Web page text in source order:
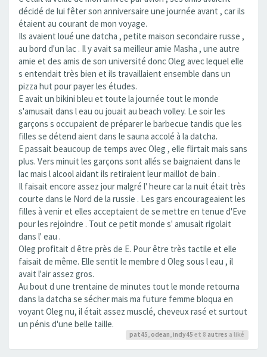
décidé de lui fêter son anniversaire une journée avant , car ils
étaient au courant de mon voyage.
Ils avaient loué une datcha , petite maison secondaire russe ,
au bord d'un lac . Il y avait sa meilleur amie Masha , une autre
amie et des amis de son université donc Oleg avec lequel elle
s entendait très bien et ils travaillaient ensemble dans un
pizza hut pour payer les études.
E avait un bikini bleu et toute la journée tout le monde
s'amusait dans l eau ou jouait au beach volley. Le soir les
garçons s occupaient de préparer le barbecue tandis que les
filles se détend aient dans le sauna accolé à la datcha.
E passait beaucoup de temps avec Oleg , elle flirtait mais sans
plus. Vers minuit les garçons sont allés se baignaient dans le
lac mais l alcool aidant ils retiraient leur maillot de bain .
Il faisait encore assez jour malgré l' heure car la nuit était très
courte dans le Nord de la russie . Les gars encourageaient les
filles à venir et elles acceptaient de se mettre en tenue d'Eve
pour les rejoindre . Tout ce petit monde s' amusait rigolait
dans l' eau .
Oleg profitait d être près de E. Pour être très tactile et elle
faisait de même. Elle sentit le membre d Oleg sous l eau , il
avait l'air assez gros.
Au bout d une trentaine de minutes tout le monde retourna
dans la datcha se sécher mais ma future femme bloqua en
voyant Oleg nu, il était assez musclé, cheveux rasé et surtout
un pénis d'une belle taille.
pat45, odean, indy45 et 8 autres a liké